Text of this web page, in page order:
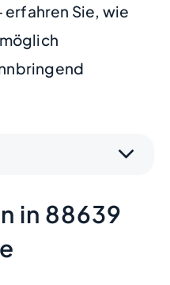
Sie, wie
in 88639